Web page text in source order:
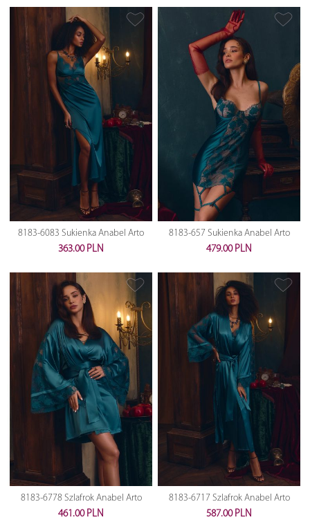
8183-6083 Sukienka Anabel Arto
363.00 PLN
8183-657 Sukienka Anabel Arto
479.00 PLN
8183-6778 Szlafrok Anabel Arto
461.00 PLN
8183-6717 Szlafrok Anabel Arto
587.00 PLN